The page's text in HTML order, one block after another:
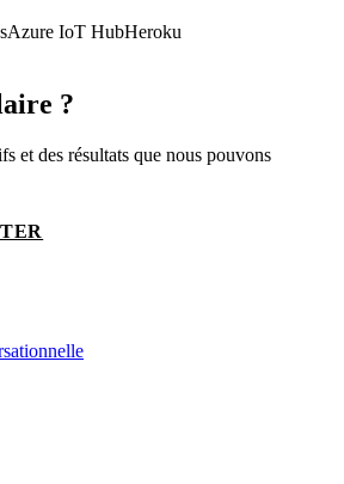
Azure IoT HubHeroku
?
et des résultats que nous pouvons